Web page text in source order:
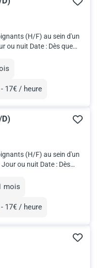
(H/F) au sein d'un
17€ / heure
(H/F) au sein d'un
mois
17€ / heure